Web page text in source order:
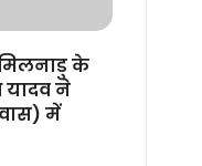
के
यादव ने
में